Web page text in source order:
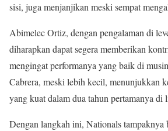
sisi, juga menjanjikan meski sempat
Abimelec Ortiz, dengan pengalaman di
diharapkan dapat segera memberikan
mengingat performanya yang baik di
Cabrera, meski lebih kecil, menunjukkan
yang kuat dalam dua tahun pertamanya di
Dengan langkah ini, Nationals tampaknya